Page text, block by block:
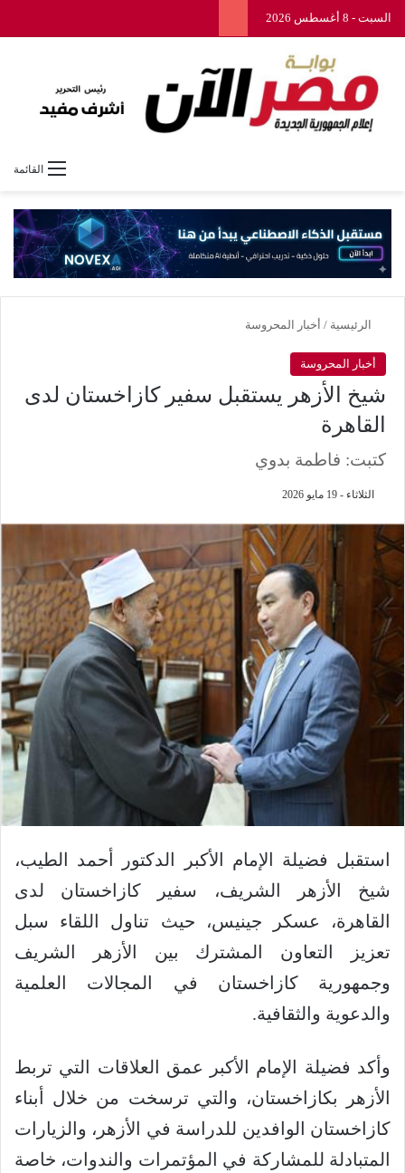
السبت - 8 أغسطس 2026
القائمة
الرئيسية / أخبار المحروسة
أخبار المحروسة
شيخ الأزهر يستقبل سفير كازاخستان لدى
القاهرة
كتبت: فاطمة بدوي
الثلاثاء - 19 مايو 2026
استقبل فضيلة الإمام الأكبر الدكتور أحمد الطيب،
شيخ الأزهر الشريف، سفير كازاخستان لدى
القاهرة، عسكر جينيس، حيث تناول اللقاء سبل
تعزيز التعاون المشترك بين الأزهر الشريف
وجمهورية كازاخستان في المجالات العلمية
والدعوية والثقافية.
وأكد فضيلة الإمام الأكبر عمق العلاقات التي تربط
الأزهر بكازاخستان، والتي ترسخت من خلال أبناء
كازاخستان الوافدين للدراسة في الأزهر، والزيارات
المتبادلة للمشاركة في المؤتمرات والندوات، خاصة